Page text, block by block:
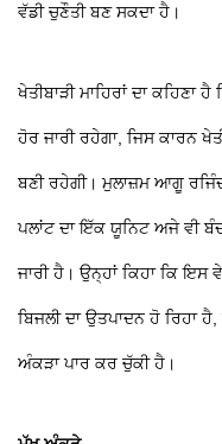
ਵੱਡੀ ਚੁਣੌਤੀ ਬਣ ਸਕਦਾ ਹੈ।
ਖੇਤੀਬਾੜੀ ਮਾਹਿਰਾਂ ਦਾ
ਹੋਰ ਜਾਰੀ ਰਹੇਗਾ, ਜਿਸ ਕਾਰਨ
ਬਣੀ ਰਹੇਗੀ। ਮੁਲਾਜ਼ਮ ਆਗੂ
ਪਲਾਂਟ ਦਾ ਇੱਕ ਯੂਨਿਟ ਅਜੇ ਵੀ
ਜਾਰੀ ਹੈ। ਉਨ੍ਹਾਂ ਕਿਹਾ ਕਿ ਇਸ
ਬਿਜਲੀ ਦਾ ਉਤਪਾਦਨ ਹੋ ਰਿਹਾ
ਅੰਕੜਾ ਪਾਰ ਕਰ ਚੁੱਕੀ ਹੈ।